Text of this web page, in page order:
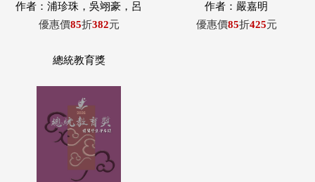
作者：浦珍珠，吳翊豪，呂
翊齊，張惠東，許玉青，王
優惠價85折382元
作者：嚴嘉明
優惠價85折425元
總統教育獎